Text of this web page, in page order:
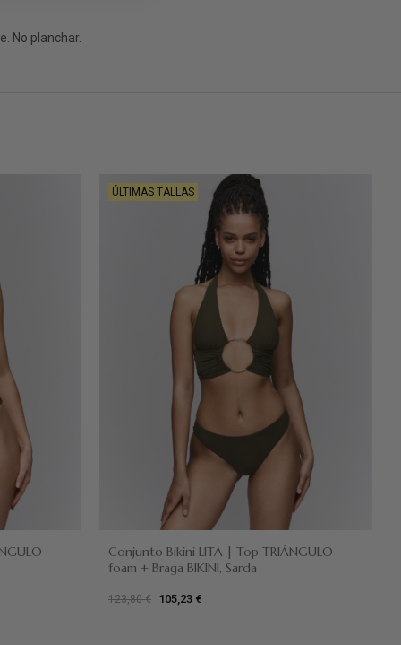
No planchar.
ÚLTIMAS TALLAS
Verde oliva
Conjunto Bikini LITA | Top TRIÁNGULO
foam + Braga BIKINI, Sarda
123,80 € 105,23 €